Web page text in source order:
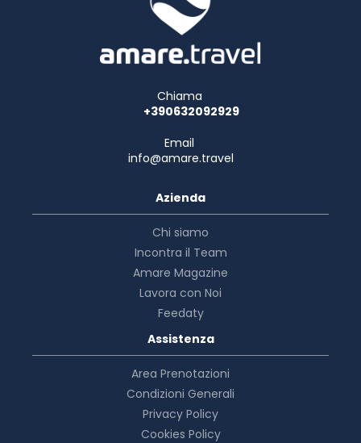
Les équipements et services proposés incluent un poste
informatique, un service de départ express et un service
de nettoyage à sec / blanchisserie. En échange d'un
supplément, l'hébergement propose une navette vers et
dans l'enceinte de l'hébergement.
Chiama
+390632092929
Email
info@amare.travel
Azienda
Chi siamo
Incontra il Team
Amare Magazine
Lavora con Noi
Feedaty
Assistenza
Area Prenotazioni
Condizioni Generali
Privacy Policy
Cookies Policy